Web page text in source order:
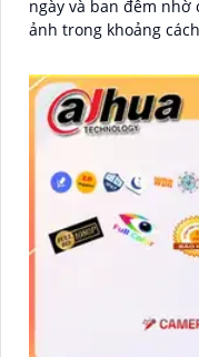
ngày và ban đêm nhờ
ảnh trong khoảng